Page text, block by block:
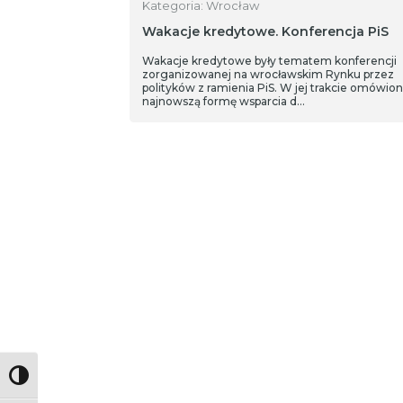
Toggle High Contrast
Kategoria: Wrocław
Wakacje kredytowe. Konferencja PiS
Wakacje kredytowe były tematem konferencji
zorganizowanej na wrocławskim Rynku przez
polityków z ramienia PiS. W jej trakcie
najnowszą formę wsparcia d…